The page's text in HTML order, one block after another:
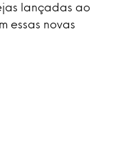
lançadas ao
essas novas